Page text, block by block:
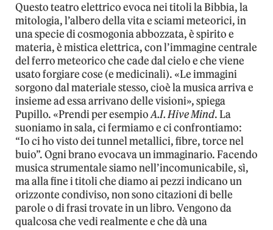
Questo teatro elettrico evoca nei titoli la Bibbia, la
mitologia, l’albero della vita e sciami meteorici, in
una specie di cosmogonia abbozzata, è spirito e
materia, è mistica elettrica, con l’immagine centrale
del ferro meteorico che cade dal cielo e che viene
usato forgiare cose (e medicinali). «Le immagini
sorgono dal materiale stesso, cioè la musica arriva e
insieme ad essa arrivano delle visioni», spiega
Pupillo. «Prendi per esempioA.I. Hive Mind. La
suoniamo in sala, ci fermiamo e ci confrontiamo:
“Io ci ho visto dei tunnel metallici, fibre, torce nel
buio”. Ogni brano evocava un immaginario. Facendo
musica strumentale siamo nell’incomunicabile, sì,
ma alla fine i titoli che diamo ai pezzi indicano un
orizzonte condiviso, non sono citazioni di belle
parole o di frasi trovate in un libro. Vengono da
qualcosa che vedi realmente e che dà una